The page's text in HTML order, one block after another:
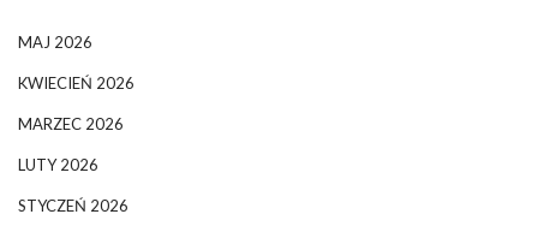
MAJ 2026
KWIECIEŃ 2026
MARZEC 2026
LUTY 2026
STYCZEŃ 2026